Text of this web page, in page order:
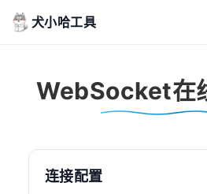
犬小哈工具
WebSocket在
连接配置